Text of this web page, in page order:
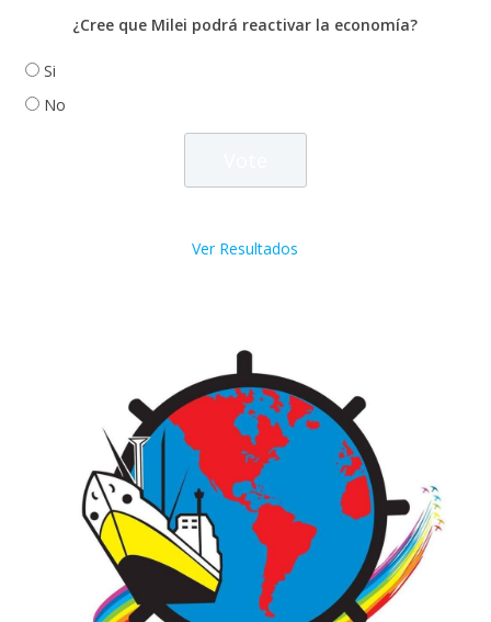
¿Cree que Milei podrá reactivar la economía?
Si
No
Ver Resultados